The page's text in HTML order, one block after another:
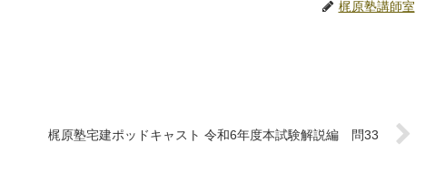
梶原塾講師室
梶原塾宅建ポッドキャスト 令和6年度本試験解説編 問33